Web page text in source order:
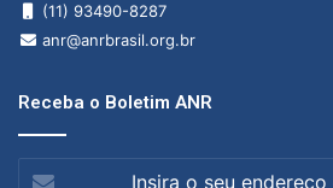
(11) 93490-8287
anr@anrbrasil.org.br
Receba o Boletim ANR